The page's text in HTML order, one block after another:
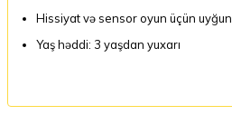
Hissiyat və sensor oyun üçün uyğun
Yaş həddi: 3 yaşdan yuxarı